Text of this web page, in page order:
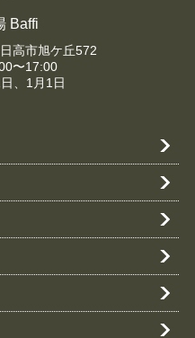
Baffi
高市旭ケ丘572
〜17:00
、1月1日